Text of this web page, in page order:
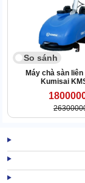
Bàn chải quay kết
sạch bề mặt sàn.
So sánh
Máy chà sàn
Kumisai